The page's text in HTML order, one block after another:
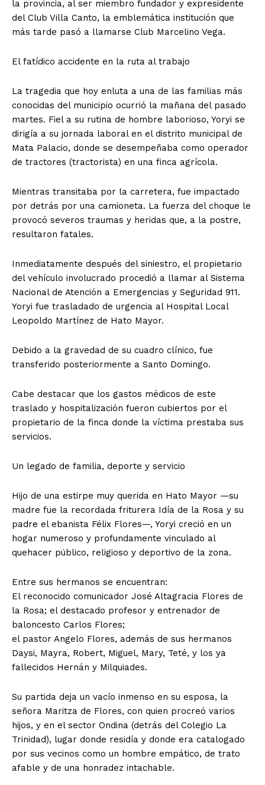
la provincia, al ser miembro fundador y expresidente
del Club Villa Canto, la emblemática institución que
más tarde pasó a llamarse Club Marcelino Vega.
​El fatídico accidente en la ruta al trabajo
​La tragedia que hoy enluta a una de las familias más
conocidas del municipio ocurrió la mañana del pasado
martes. Fiel a su rutina de hombre laborioso, Yoryi se
dirigía a su jornada laboral en el distrito municipal de
Mata Palacio, donde se desempeñaba como operador
de tractores (tractorista) en una finca agrícola.
​Mientras transitaba por la carretera, fue impactado
por detrás por una camioneta. La fuerza del choque le
provocó severos traumas y heridas que, a la postre,
resultaron fatales.
Inmediatamente después del siniestro, el propietario
del vehículo involucrado procedió a llamar al Sistema
Nacional de Atención a Emergencias y Seguridad 911.
Yoryi fue trasladado de urgencia al Hospital Local
Leopoldo Martínez de Hato Mayor.
​Debido a la gravedad de su cuadro clínico, fue
transferido posteriormente a Santo Domingo.
Cabe destacar que los gastos médicos de este
traslado y hospitalización fueron cubiertos por el
propietario de la finca donde la víctima prestaba sus
servicios.
​Un legado de familia, deporte y servicio
​Hijo de una estirpe muy querida en Hato Mayor —su
madre fue la recordada friturera Idía de la Rosa y su
padre el ebanista Félix Flores—, Yoryi creció en un
hogar numeroso y profundamente vinculado al
quehacer público, religioso y deportivo de la zona.
​Entre sus hermanos se encuentran:
​El reconocido comunicador José Altagracia Flores de
la Rosa; el destacado profesor y entrenador de
baloncesto Carlos Flores;
​el pastor Angelo Flores, además de sus hermanos
Daysi, Mayra, Robert, Miguel, Mary, Teté, y los ya
fallecidos Hernán y Milquiades.
​Su partida deja un vacío inmenso en su esposa, la
señora Maritza de Flores, con quien procreó varios
hijos, y en el sector Ondina (detrás del Colegio La
Trinidad), lugar donde residía y donde era catalogado
por sus vecinos como un hombre empático, de trato
afable y de una honradez intachable.